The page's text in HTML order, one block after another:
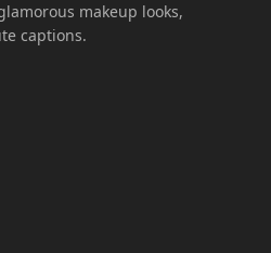
makeup looks,
captions.